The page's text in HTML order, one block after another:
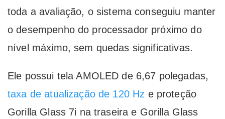
toda a avaliação, o sistema conseguiu manter
o desempenho do processador próximo do
nível máximo, sem quedas significativas.
Ele possui tela AMOLED de 6,67 polegadas,
taxa de atualização de 120 Hz e proteção
Gorilla Glass 7i na traseira e Gorilla Glass